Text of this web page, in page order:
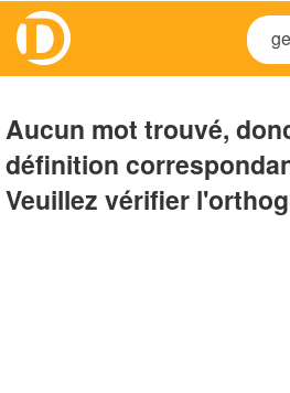
Aucun mot trouvé,
définition
Veuillez vérifier